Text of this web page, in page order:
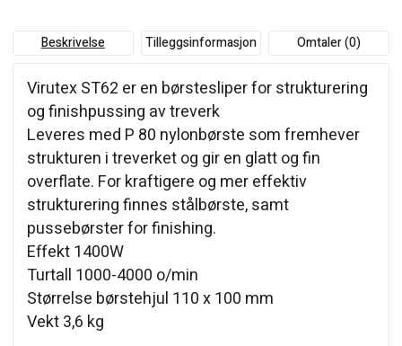
Beskrivelse Tilleggsinformasjon Omtaler (0)
Virutex ST62 er en børstesliper for strukturering
og finishpussing av treverk
Leveres med P 80 nylonbørste som fremhever
strukturen i treverket og gir en glatt og fin
overflate. For kraftigere og mer effektiv
strukturering finnes stålbørste, samt
pussebørster for finishing.
Effekt 1400W
Turtall 1000-4000 o/min
Størrelse børstehjul 110 x 100 mm
Vekt 3,6 kg